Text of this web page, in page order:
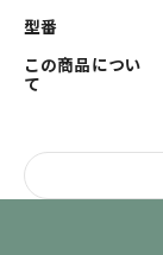
型番
この商品につい
て